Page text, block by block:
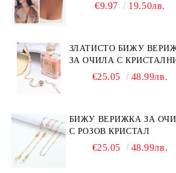
€9.97 19.50лв.
ЗЛАТИСТО БИЖУ
ЗА ОЧИЛА С
КАМЪНИ И ПЕРЛИ
€25.05 48.99лв.
БИЖУ ВЕРИЖКА ЗА
С РОЗОВ КРИСТАЛ
€25.05 48.99лв.